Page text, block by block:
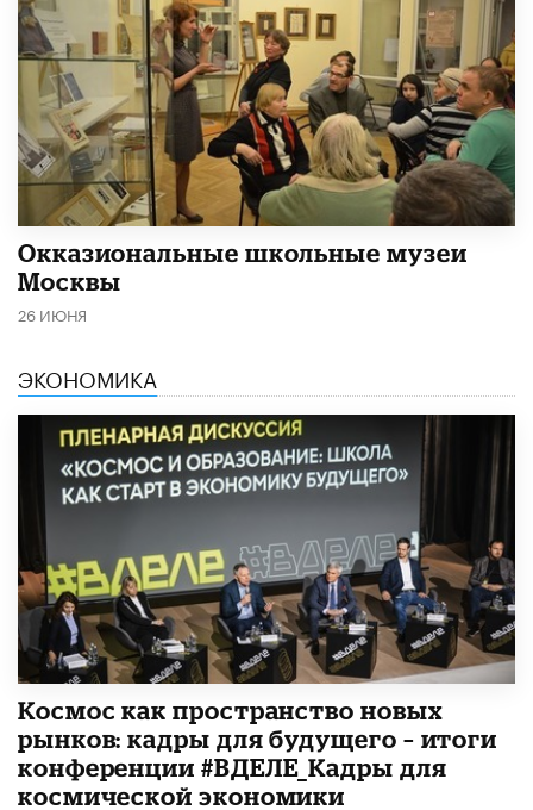
​Окказиональные школьные музеи
Москвы
26 ИЮНЯ
ЭКОНОМИКА
Космос как пространство новых
рынков: кадры для будущего – итоги
конференции #ВДЕЛЕ_Кадры для
космической экономики